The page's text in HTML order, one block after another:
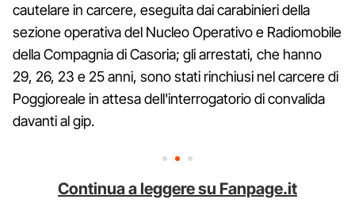
cautelare in carcere, eseguita dai carabinieri della
sezione operativa del Nucleo Operativo e Radiomobile
della Compagnia di Casoria; gli arrestati, che hanno
29, 26, 23 e 25 anni, sono stati rinchiusi nel carcere di
Poggioreale in attesa dell'interrogatorio di convalida
davanti al gip.
Continua a leggere su Fanpage.it